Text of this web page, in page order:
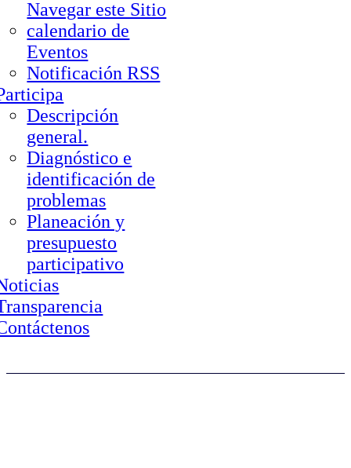
Navegar este Sitio
calendario de
Eventos
Notificación RSS
Descripción
general.
Diagnóstico e
identificación de
problemas
Planeación y
presupuesto
participativo